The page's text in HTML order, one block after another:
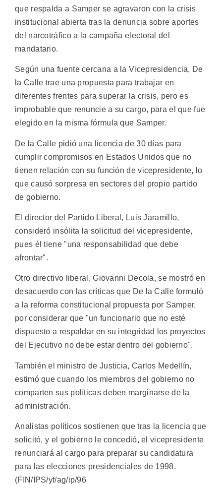
que respalda a Samper se agravaron con la crisis
institucional abierta tras la denuncia sobre aportes
del narcotráfico a la campaña electoral del
mandatario.
Según una fuente cercana a la Vicepresidencia, De
la Calle trae una propuesta para trabajar en
diferentes frentes para superar la crisis, pero es
improbable que renuncie a su cargo, para el que fue
elegido en la misma fórmula que Samper.
De la Calle pidió una licencia de 30 días para
cumplir compromisos en Estados Unidos que no
tienen relación con su función de vicepresidente, lo
que causó sorpresa en sectores del propio partido
de gobierno.
El director del Partido Liberal, Luis Jaramillo,
consideró insólita la solicitud del vicepresidente,
pues él tiene "una responsabilidad que debe
afrontar".
Otro directivo liberal, Giovanni Decola, se mostró en
desacuerdo con las críticas que De la Calle formuló
a la reforma constitucional propuesta por Samper,
por considerar que "un funcionario que no esté
dispuesto a respaldar en su integridad los proyectos
del Ejecutivo no debe estar dentro del gobierno".
También el ministro de Justicia, Carlos Medellín,
estimó que cuando los miembros del gobierno no
comparten sus políticas deben marginarse de la
administración.
Analistas políticos sostienen que tras la licencia que
solicitó, y el gobierno le concedió, el vicepresidente
renunciará al cargo para preparar su candidatura
para las elecciones presidenciales de 1998.
(FIN/IPS/yf/ag/ip/96